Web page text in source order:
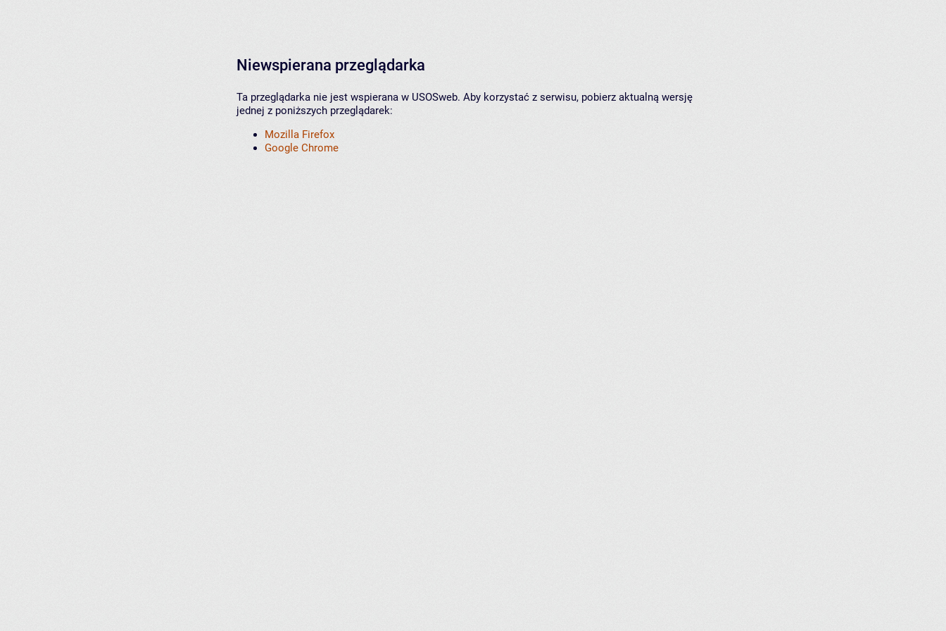
Niewspierana przeglądarka
Ta przeglądarka nie jest wspierana w USOSweb. Aby korzystać z serwisu, pobierz aktualną wersję
jednej z poniższych przeglądarek:
Mozilla Firefox
Google Chrome